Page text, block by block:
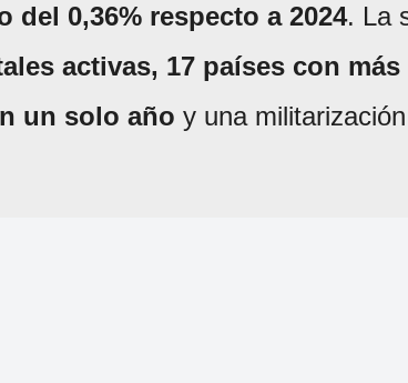
del 0,36% respecto a 2024. La
activas, 17 países con
un solo año y una